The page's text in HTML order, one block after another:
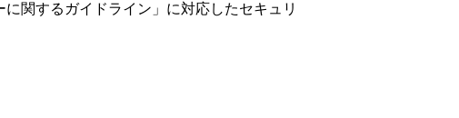
関するガイドライン」に対応したセキュリ